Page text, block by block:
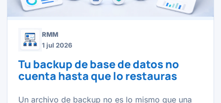
RMM
1 jul 2026
Tu backup de base de datos no
cuenta hasta que lo restauras
Un archivo de backup no es lo mismo que una